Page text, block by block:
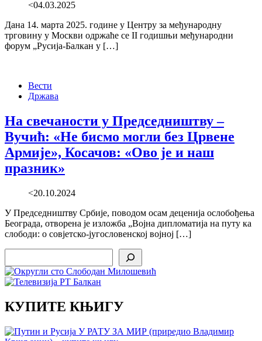
<04.03.2025
Дана 14. марта 2025. године у Центру за међународну
трговину у Москви одржаће се II годишњи међународни
форум „Русија-Балкан у […]
Вести
Држава
На свечаности у Председништву –
Вучић: «Не бисмо могли без Црвене
Армије», Косачов: «Ово је и наш
празник»
<20.10.2024
У Председништву Србије, поводом осам деценија ослобођења
Београда, отворена је изложба „Војна дипломатија на путу ка
слободи: о совјетско-југословенској војној […]
КУПИТЕ КЊИГУ